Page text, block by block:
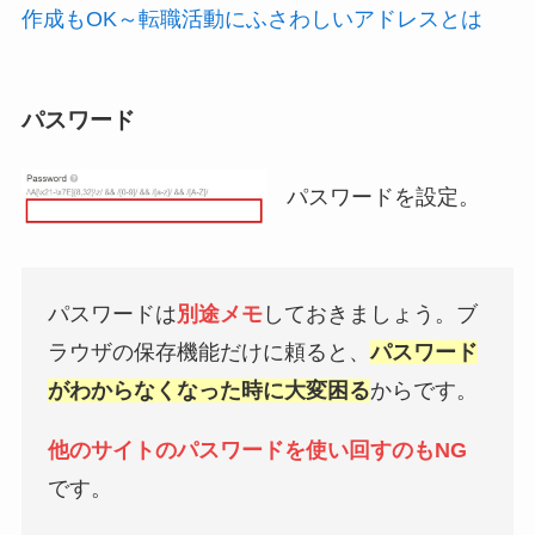
作成もOK～転職活動にふさわしいアドレスとは
パスワード
パスワードを設定。
パスワードは別途メモ しておきましょう。ブ
ラウザの保存機能だけに頼ると、パスワード
がわからなくなった時に大変困るからです。
他のサイトのパスワードを使い回すのもNG
です。